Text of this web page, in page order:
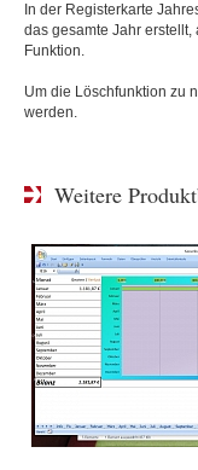
In der Registerkarte
das gesamte Jahr
Funktion.
Um die Löschfunktion zu
werden.
Weitere